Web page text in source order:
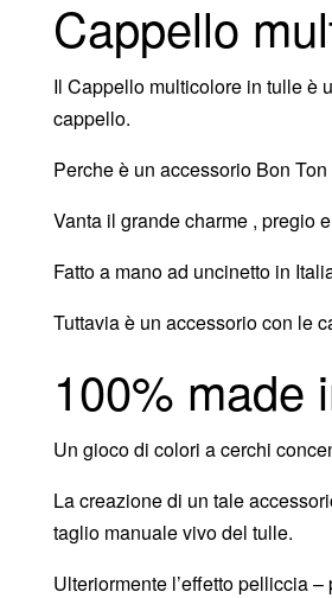
Cappello
Il Cappello multicolore in tulle è
cappello.
Perche è un accessorio Bon
Vanta il grande charme , pregio
Fatto a mano ad uncinetto in
Tuttavia è un accessorio con le
100% made
Un gioco di colori a cerchi
La creazione di un tale
taglio manuale vivo del tulle.
Ulteriormente l’effetto pelliccia